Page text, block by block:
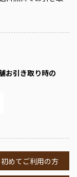
お引き取り時の
初めてご利用の方